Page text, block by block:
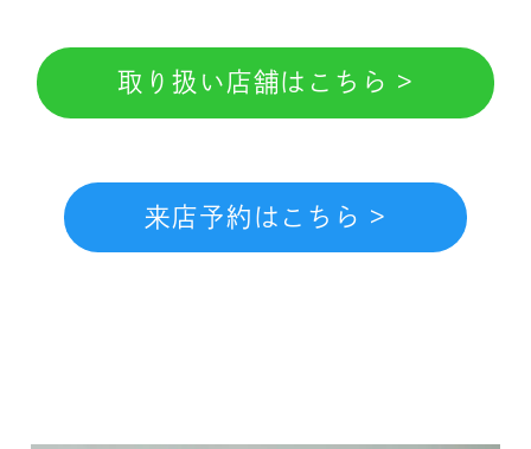
取り扱い店舗はこちら >
来店予約はこちら >